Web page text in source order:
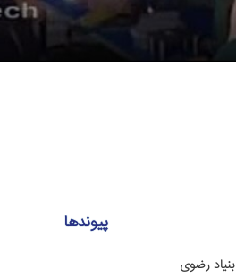
پیوندها
بنیاد رضوی